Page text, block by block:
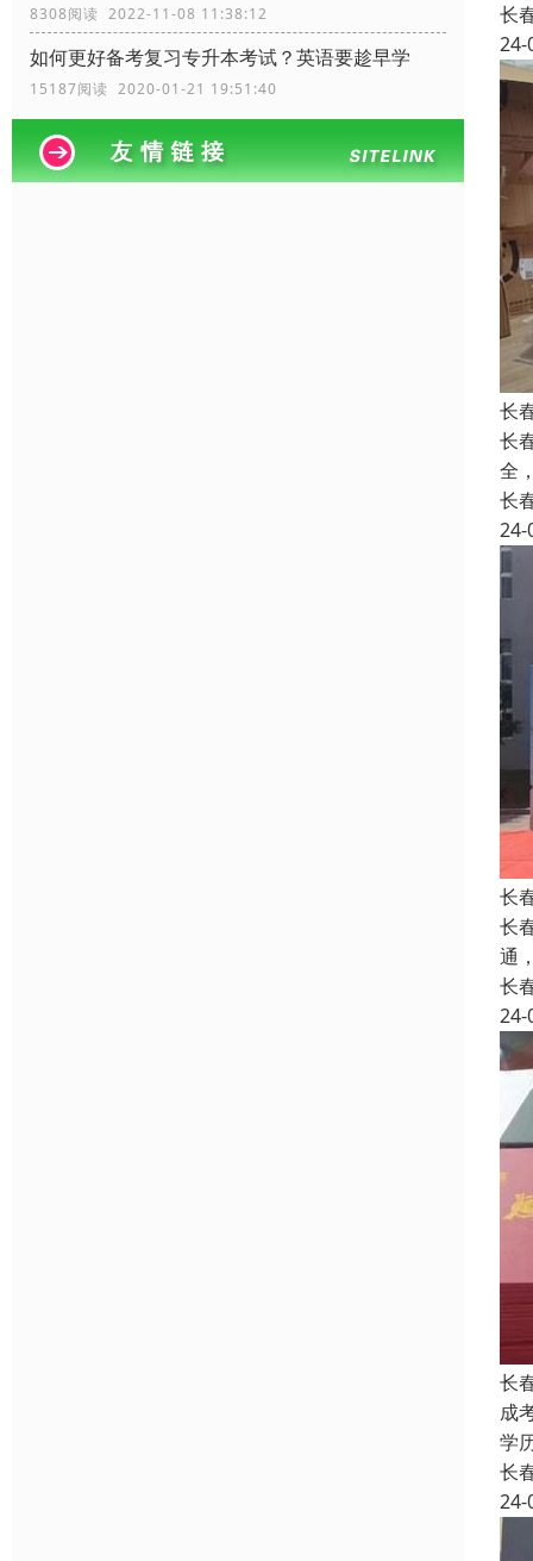
8308阅读 2022-11-08 11:38:12
如何更好备考复习专升本考试？英语要趁早学
15187阅读 2020-01-21 19:51:40
长
24-
长
长
全
长
24-
长
长
通
长
24-
长
成
学
长
24-